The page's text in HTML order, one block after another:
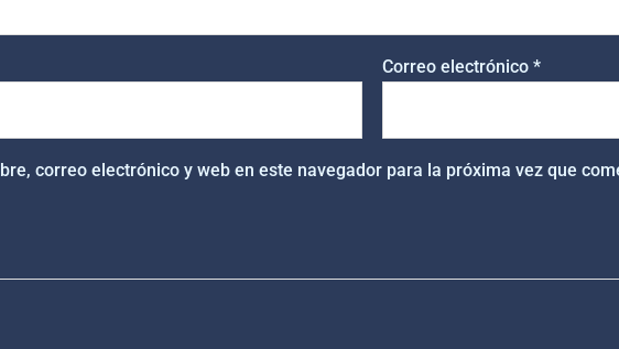
Correo electrónico*
correo electrónico y web en este navegador para la próxima vez que